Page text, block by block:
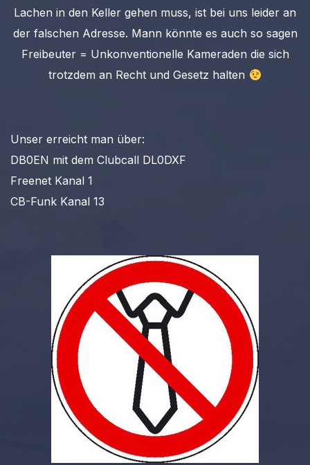
Lachen in den Keller gehen muss, ist bei uns leider an
der falschen Adresse. Mann könnte es auch so sagen
Freibeuter = Unkonventionelle Kameraden die sich
trotzdem an Recht und Gesetz halten
Unser erreicht man über:
DB0EN mit dem Clubcall DL0DXF
Freenet Kanal 1
CB-Funk Kanal 13